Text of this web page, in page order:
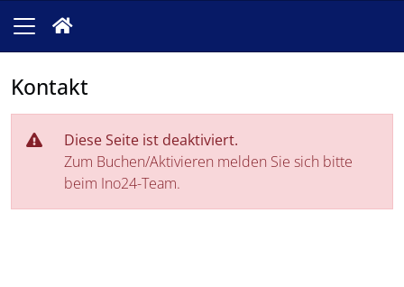
Kontakt
Diese Seite ist deaktiviert.
Zum Buchen/Aktivieren melden Sie sich bitte
beim Ino24-Team.